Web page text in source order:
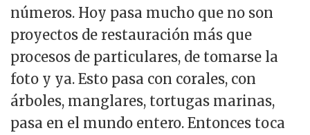
números. Hoy pasa mucho que no son
proyectos de restauración más que
procesos de particulares, de tomarse la
foto y ya. Esto pasa con corales, con
árboles, manglares, tortugas marinas,
pasa en el mundo entero. Entonces toca